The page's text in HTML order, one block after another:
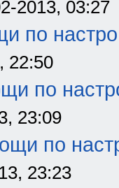
2013, 03:27
по
22:50
по
23:09
по
23:23